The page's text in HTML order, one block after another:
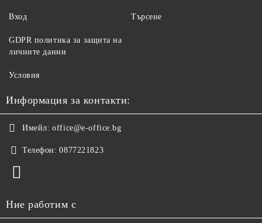
Вход Търсене
GDPR политика за защита на
личните данни
Условия
Информация за контакти:
Имейл: office@e-office.bg
Телефон: 0877221823
Ние работим с